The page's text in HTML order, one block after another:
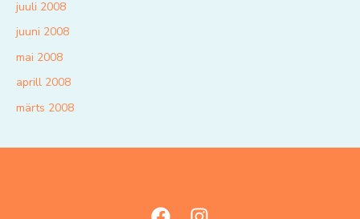
juuli 2008
juuni 2008
mai 2008
aprill 2008
märts 2008